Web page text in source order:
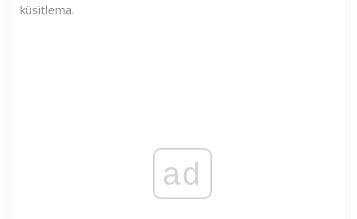
küsitlema.
ad